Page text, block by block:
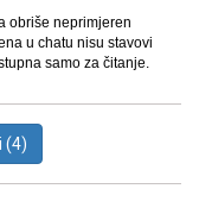
obriše neprimjeren
u chatu nisu stavovi
samo za čitanje.
(4)